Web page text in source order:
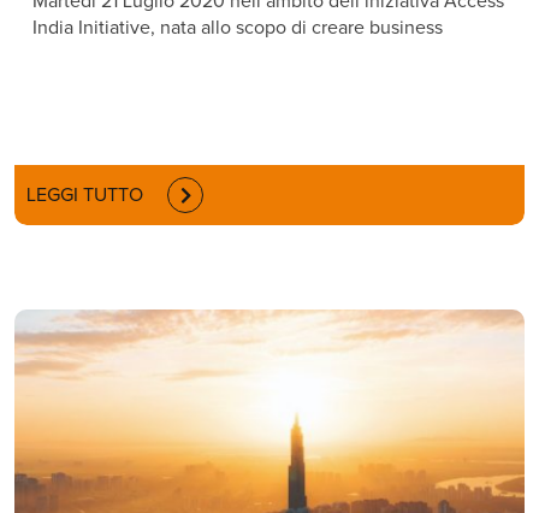
India Initiative, nata allo scopo di creare business
LEGGI TUTTO